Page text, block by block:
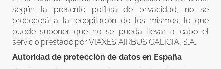
según la presente política de privacidad, no se
procederá a la recopilación de los mismos, lo que
puede suponer que no se pueda llevar a cabo el
servicio prestado por VIAXES AIRBUS GALICIA, S.A.
Autoridad de protección de datos en España